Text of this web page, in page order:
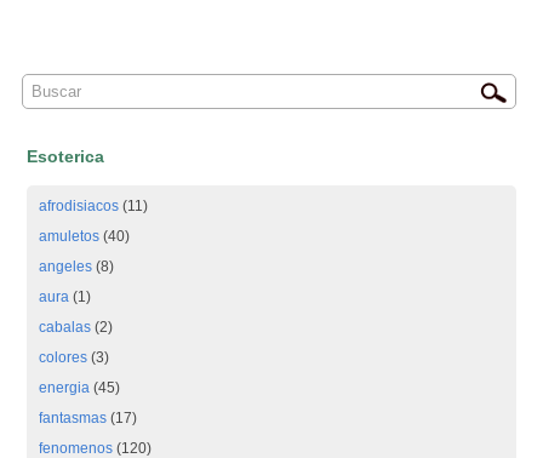
Esoterica
afrodisiacos (11)
amuletos (40)
angeles (8)
aura (1)
cabalas (2)
colores (3)
energia (45)
fantasmas (17)
fenomenos (120)